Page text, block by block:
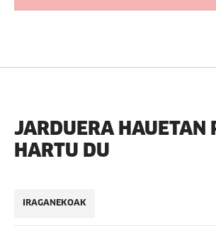
JARDUERA HAUETAN
HARTU DU
IRAGANEKOAK